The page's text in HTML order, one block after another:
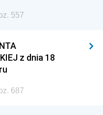
557
z dnia 18
687